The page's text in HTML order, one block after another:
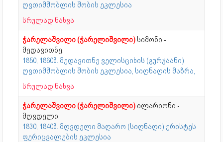
ღვთიმშობლის შობის ეკლესია
სრულად ნახვა
ჭარელაშვილი (ჭარელიშვილი) სიმონი -
მედავითნე.
1850, 1860წ. მედავითნე ველისციხის (გურჯაანი)
ღვთიმშობლის შობის ეკლესია, სიღნაღის მაზრა,
სრულად ნახვა
ჭარელაშვილი (ჭარელიშვილი) ილარიონი -
მღვდელი.
1830, 1840წ. მღვდელი მაღარო (სიღნაღი) ქრისტეს
ფერიცვალების ეკლესია